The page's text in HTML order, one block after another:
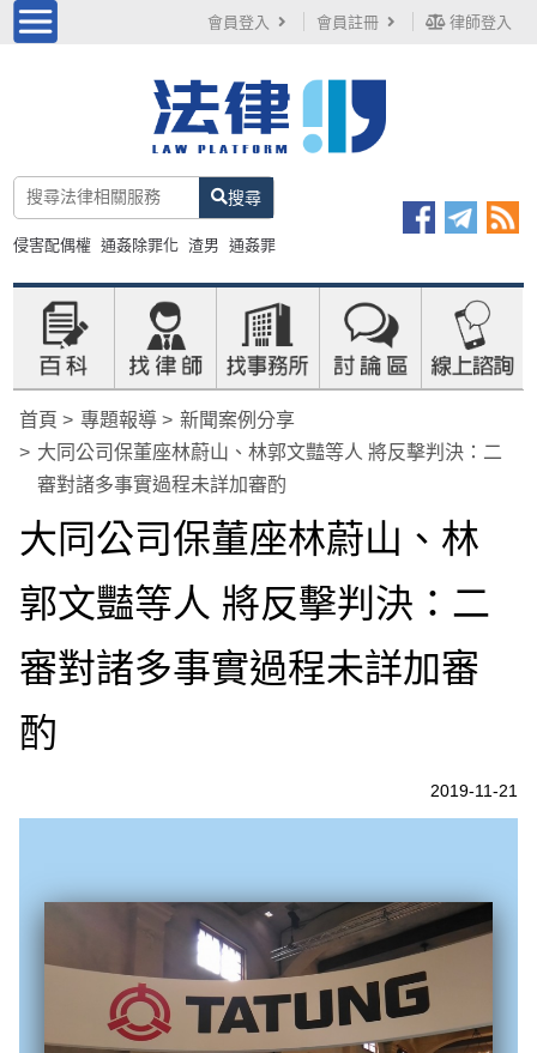
會員登入 會員註冊 律師登入
搜尋
侵害配偶權 通姦除罪化 渣男 通姦罪
首頁 專題報導
新聞案例分享
大同公司保董座林蔚山、林郭文豔等人 將反擊判決：二
審對諸多事實過程未詳加審酌
大同公司保董座林蔚山、林
郭文豔等人 將反擊判決：二
審對諸多事實過程未詳加審
酌
2019-11-21